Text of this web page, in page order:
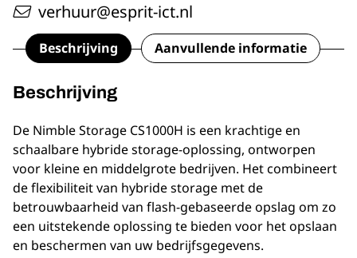
verhuur@esprit-ict.nl
Beschrijving Aanvullende informatie
Beschrijving
De Nimble Storage CS1000H is een krachtige en
schaalbare hybride storage-oplossing, ontworpen
voor kleine en middelgrote bedrijven. Het combineert
de flexibiliteit van hybride storage met de
betrouwbaarheid van flash-gebaseerde opslag om zo
een uitstekende oplossing te bieden voor het opslaan
en beschermen van uw bedrijfsgegevens.